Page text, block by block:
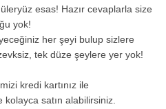
esas! Hazır cevaplarla size
yok!
her şeyi bulup sizlere
tek düze şeylere yer yok!
kredi kartınız ile
satın alabilirsiniz.